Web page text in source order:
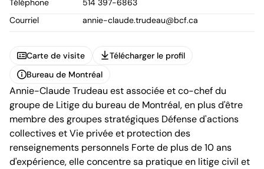
Téléphone
514 397-6863
Courriel
annie-claude.trudeau@bcf.ca
Carte de visite
Carte de visite
Télécharger le profil
Bureau de Montréal
Bureau de Montréal
Annie-Claude Trudeau est associée et co-chef du
groupe de Litige du bureau de Montréal, en plus d'être
membre des groupes stratégiques Défense d'actions
collectives et Vie privée et protection des
renseignements personnels Forte de plus de 10 ans
d'expérience, elle concentre sa pratique en litige civil et